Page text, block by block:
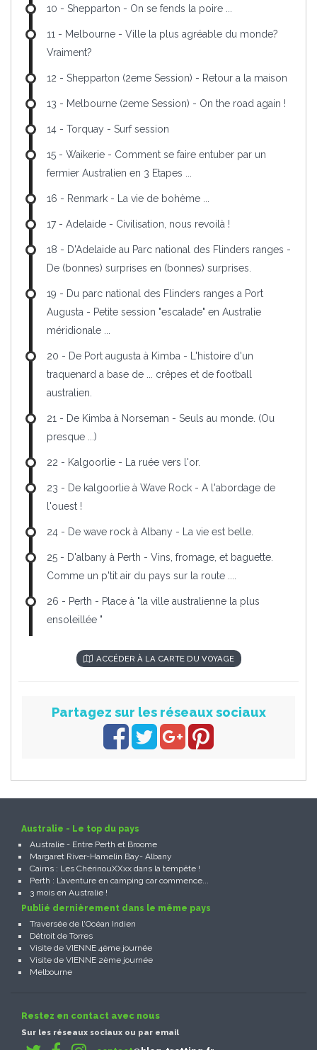
10 - Shepparton - On se fends la poire ...
11 - Melbourne - Ville la plus agréable du monde?
Vraiment?
12 - Shepparton (2eme Session) - Retour a la maison
13 - Melbourne (2eme Session) - On the road again !
14 - Torquay - Surf session
15 - Waikerie - Comment se faire entuber par un
fermier Australien en 3 Etapes ...
16 - Renmark - La vie de bohème ...
17 - Adelaide - Civilisation, nous revoilà !
18 - D'Adelaide au Parc national des Flinders ranges -
De (bonnes) surprises en (bonnes) surprises.
19 - Du parc national des Flinders ranges a Port
Augusta - Petite session "escalade" en Australie
méridionale ...
20 - De Port augusta à Kimba - L'histoire d'un
traquenard a base de ... crêpes et de football
australien.
21 - De Kimba à Norseman - Seuls au monde. (Ou
presque ...)
22 - Kalgoorlie - La ruée vers l'or.
23 - De kalgoorlie à Wave Rock - A l'abordage de
l'ouest !
24 - De wave rock à Albany - La vie est belle.
25 - D'albany à Perth - Vins, fromage, et baguette.
Comme un p'tit air du pays sur la route ....
26 - Perth - Place à "la ville australienne la plus
ensoleillée "
ACCÉDER À LA CARTE DU VOYAGE
Partagez sur les réseaux sociaux
Australie - Le top du pays
Australie - Entre Perth et Broome
Margaret River-Hamelin Bay- Albany
Cairns : Les ChérinouXXxx dans la tempête !
Perth : L’aventure en camping car commence...
3 mois en Australie !
Publié dernièrement dans le même pays
Traversée de l'Océan Indien
Détroit de Torres
Visite de VIENNE 4ème journée
Visite de VIENNE 2ème journée
Melbourne
Restez en contact avec nous
Sur les réseaux sociaux ou par email